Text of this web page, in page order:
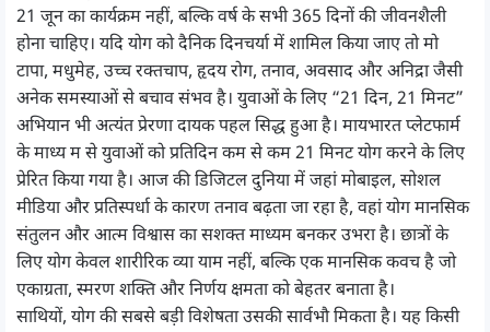
21 जून का कार्यक्रम नहीं, बल्कि वर्ष के सभी 365 दिनों की जीवनशैली
होना चाहिए। यदि योग को दैनिक दिनचर्या में शामिल किया जाए तो मो
टापा, मधुमेह, उच्च रक्तचाप, हृदय रोग, तनाव, अवसाद और अनिद्रा जैसी
अनेक समस्याओं से बचाव संभव है। युवाओं के लिए “21 दिन, 21 मिनट”
अभियान भी अत्यंत प्रेरणा दायक पहल सिद्ध हुआ है। मायभारत प्लेटफार्म
के माध्य म से युवाओं को प्रतिदिन कम से कम 21 मिनट योग करने के लिए
प्रेरित किया गया है। आज की डिजिटल दुनिया में जहां मोबाइल, सोशल
मीडिया और प्रतिस्पर्धा के कारण तनाव बढ़ता जा रहा है, वहां योग मानसिक
संतुलन और आत्म विश्वास का सशक्त माध्यम बनकर उभरा है। छात्रों के
लिए योग केवल शारीरिक व्या याम नहीं, बल्कि एक मानसिक कवच है जो
एकाग्रता, स्मरण शक्ति और निर्णय क्षमता को बेहतर बनाता है।
साथियों, योग की सबसे बड़ी विशेषता उसकी सार्वभौ मिकता है। यह किसी